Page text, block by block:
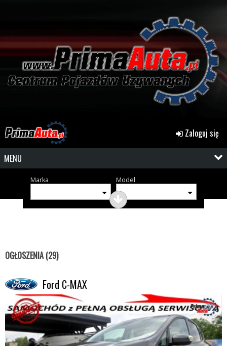
Zaloguj się
MENU
Marka Model
OGŁOSZENIA (29)
Ford C-MAX